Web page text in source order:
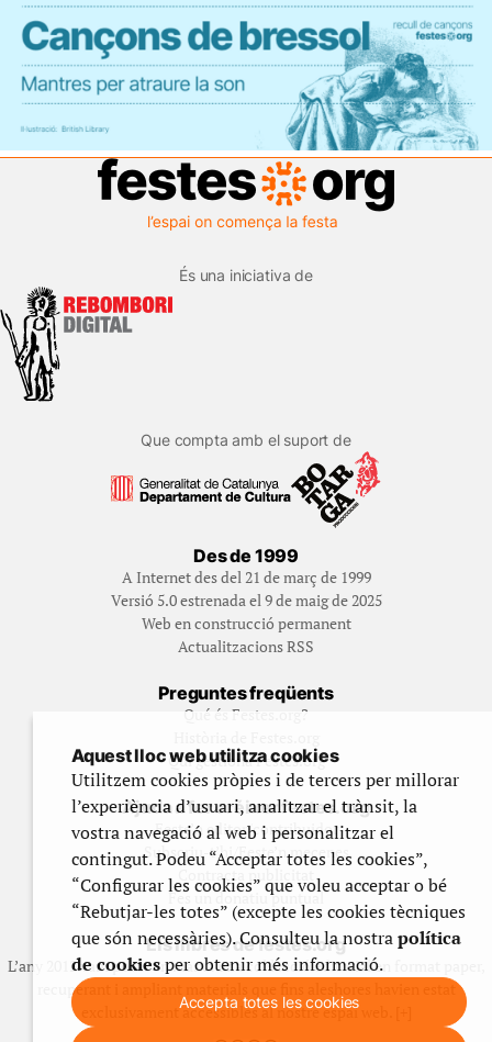
És una iniciativa de
Que compta amb el suport de
Des de 1999
A Internet des del 21 de març de 1999
Versió 5.0 estrenada el 9 de maig de 2025
Web en construcció permanent
Actualitzacions RSS
Preguntes freqüents
Qué és Festes.org?
Qui gestiona Festes.org
Ajuda a fer créixer festes.org
Feste’n editor/contribuidor
Subscriu-t’hi/Feste’n mecenes
Contracta publicitat
Fes un donatiu puntual
Els llibres de festes.org
L’any 2012 vam posar en marxa una col·lecció editorial en format paper,
recuperant i ampliant materials que fins aleshores havien estat
exclusivament accessibles al nostre espai web. [+]
Aquest lloc web utilitza cookies
Utilitzem cookies pròpies i de tercers per millorar
l’experiència d’usuari, analitzar el trànsit, la
vostra navegació al web i personalitzar el
contingut. Podeu “Acceptar totes les cookies”,
“Configurar les cookies” que voleu acceptar o bé
“Rebutjar-les totes” (excepte les cookies tècniques
que són necessàries). Consulteu la nostrapolítica
de cookiesper obtenir més informació.
Accepta totes les cookies